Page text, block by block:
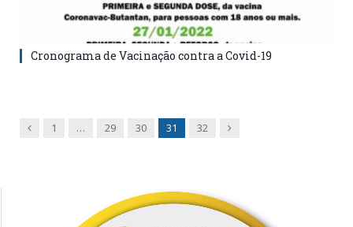
Cronograma de Vacinação contra a Covid-19
Previous
1 … 29 30 31 32 Next